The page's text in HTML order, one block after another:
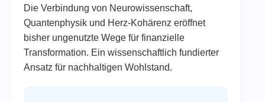
Die Verbindung von Neurowissenschaft,
Quantenphysik und Herz-Kohärenz eröffnet
bisher ungenutzte Wege für finanzielle
Transformation. Ein wissenschaftlich fundierter
Ansatz für nachhaltigen Wohlstand.